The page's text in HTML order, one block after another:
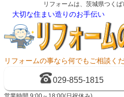
リフォームは、茨城県つく
大切な住まい造りのお手伝い
リフォームの事なら何でもご相談く
029-855-1815